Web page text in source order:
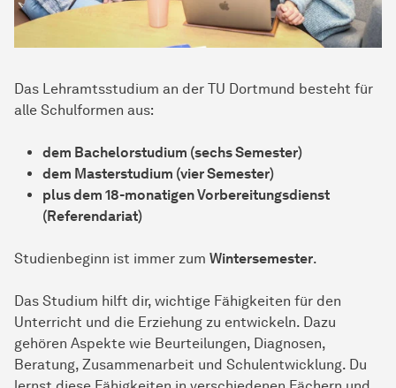
Das Lehramtsstudium an der TU Dortmund besteht für
alle Schulformen aus:
dem Bachelorstudium (sechs Semester)
dem Masterstudium (vier Semester)
plus dem 18-monatigen Vorbereitungsdienst
(Referendariat)
Studienbeginn ist immer zum Wintersemester.
Das Studium hilft dir, wichtige Fähigkeiten für den
Unterricht und die Erziehung zu entwickeln. Dazu
gehören Aspekte wie Beurteilungen, Diagnosen,
Beratung, Zusammenarbeit und Schulentwicklung. Du